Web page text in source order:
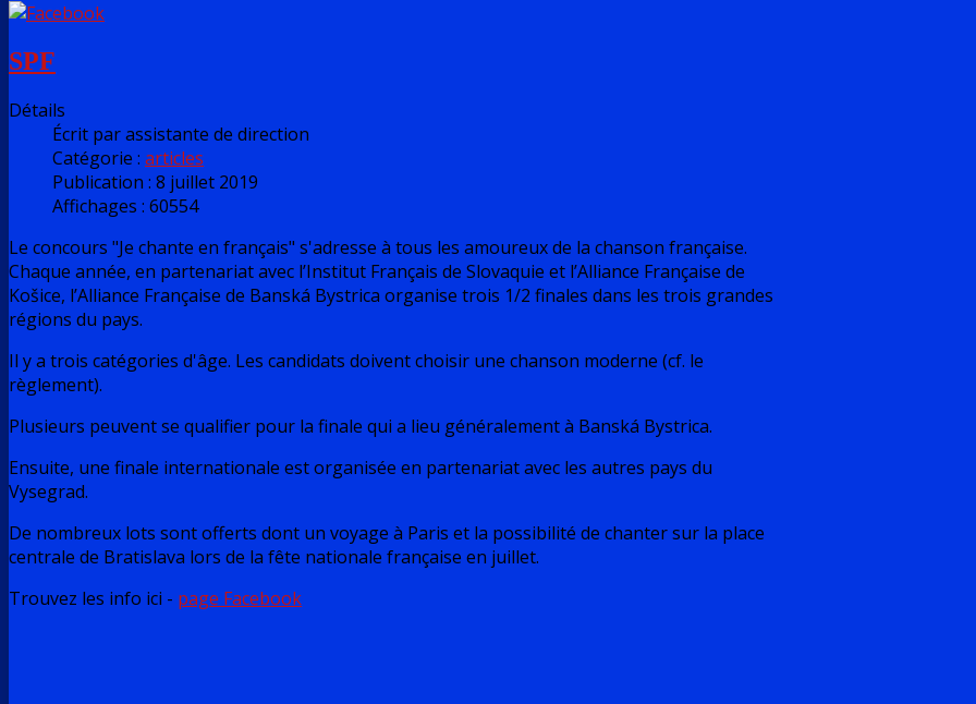
SPF
Détails
Écrit parassistante de direction
Catégorie : articles
Publication : 8 juillet 2019
Affichages : 60554
Le concours "Je chante en français" s'adresse à tous les amoureux de la chanson française.
Chaque année, en partenariat avec l’Institut Français de Slovaquie et l’Alliance Française de
Košice, l’Alliance Française de Banská Bystrica organise trois 1/2 finales dans les trois grandes
régions du pays.
Il y a trois catégories d'âge. Les candidats doivent choisir une chanson moderne (cf. le
règlement).
Plusieurs peuvent se qualifier pour la finale qui a lieu généralement à Banská Bystrica.
Ensuite, une finale internationale est organisée en partenariat avec les autres pays du
Vysegrad.
De nombreux lots sont offerts dont un voyage à Paris et la possibilité de chanter sur la place
centrale de Bratislava lors de la fête nationale française en juillet.
Trouvez les info ici - page Facebook